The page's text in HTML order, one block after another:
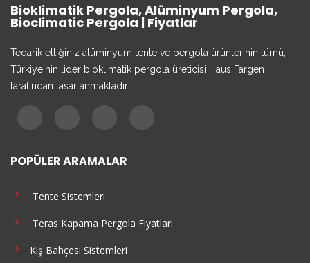
Bioklimatik Pergola, Alüminyum Pergola,
Bioclimatic Pergola | Fiyatlar
Tedarik ettiğiniz alüminyum tente ve pergola ürünlerinin tümü,
Türkiye`nin lider bioklimatik pergola üreticisi Haus Fargen
tarafından tasarlanmaktadır.
POPÜLER ARAMALAR
Tente Sistemleri
Teras Kapama Pergola Fiyatları
Kış Bahçesi Sistemleri